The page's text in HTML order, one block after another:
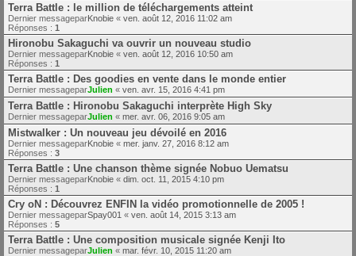
Terra Battle : le million de téléchargements atteint
Dernier messageparKnobie « ven. août 12, 2016 11:02 am
Réponses : 1
Hironobu Sakaguchi va ouvrir un nouveau studio
Dernier messageparKnobie « ven. août 12, 2016 10:50 am
Réponses : 1
Terra Battle : Des goodies en vente dans le monde entier
Dernier messageparJulien « ven. avr. 15, 2016 4:41 pm
Terra Battle : Hironobu Sakaguchi interprète High Sky
Dernier messageparJulien « mer. avr. 06, 2016 9:05 am
Mistwalker : Un nouveau jeu dévoilé en 2016
Dernier messageparKnobie « mer. janv. 27, 2016 8:12 am
Réponses : 3
Terra Battle : Une chanson thème signée Nobuo Uematsu
Dernier messageparKnobie « dim. oct. 11, 2015 4:10 pm
Réponses : 1
Cry oN : Découvrez ENFIN la vidéo promotionnelle de 2005 !
Dernier messageparSpay001 « ven. août 14, 2015 3:13 am
Réponses : 5
Terra Battle : Une composition musicale signée Kenji Ito
Dernier messageparJulien « mar. févr. 10, 2015 11:20 am